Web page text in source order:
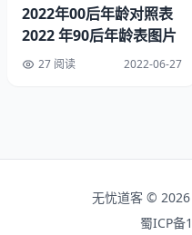
——“文”字指文采、文化，
才华出众，是个聪慧有涵
2022年00后年龄对照表
2022 年90后年龄表图片
27 阅读 2022-06-27
无忧道客 ©
蜀ICP备